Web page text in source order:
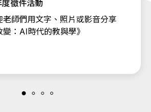
徵件活動
老師們用文字、照片或影音分享
變：AI時代的教與學》